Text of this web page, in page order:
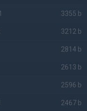
3355 b
3212 b
2814 b
2613 b
2596 b
2467 b